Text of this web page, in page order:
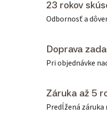
23 rokov
Odbornosť a
Doprava
Pri objednávke
Záruka až 5
Predĺžená